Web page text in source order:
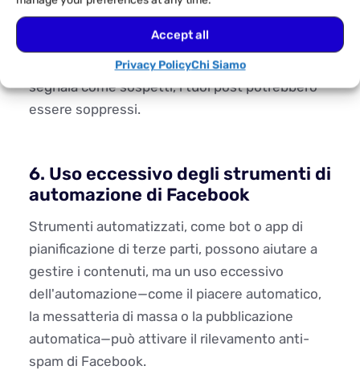
Accept all
Privacy PolicyChi Siamo
Facebook limita i post che contengono link a
siti web inaffidabili, spam o messi in blacklist.
Se condividi frequentemente link che Facebook
segnala come sospetti, i tuoi post potrebbero
essere soppressi.
6. Uso eccessivo degli strumenti di
automazione di Facebook
Strumenti automatizzati, come bot o app di
pianificazione di terze parti, possono aiutare a
gestire i contenuti, ma un uso eccessivo
dell'automazione—come il piacere automatico,
la messatteria di massa o la pubblicazione
automatica—può attivare il rilevamento anti-
spam di Facebook.